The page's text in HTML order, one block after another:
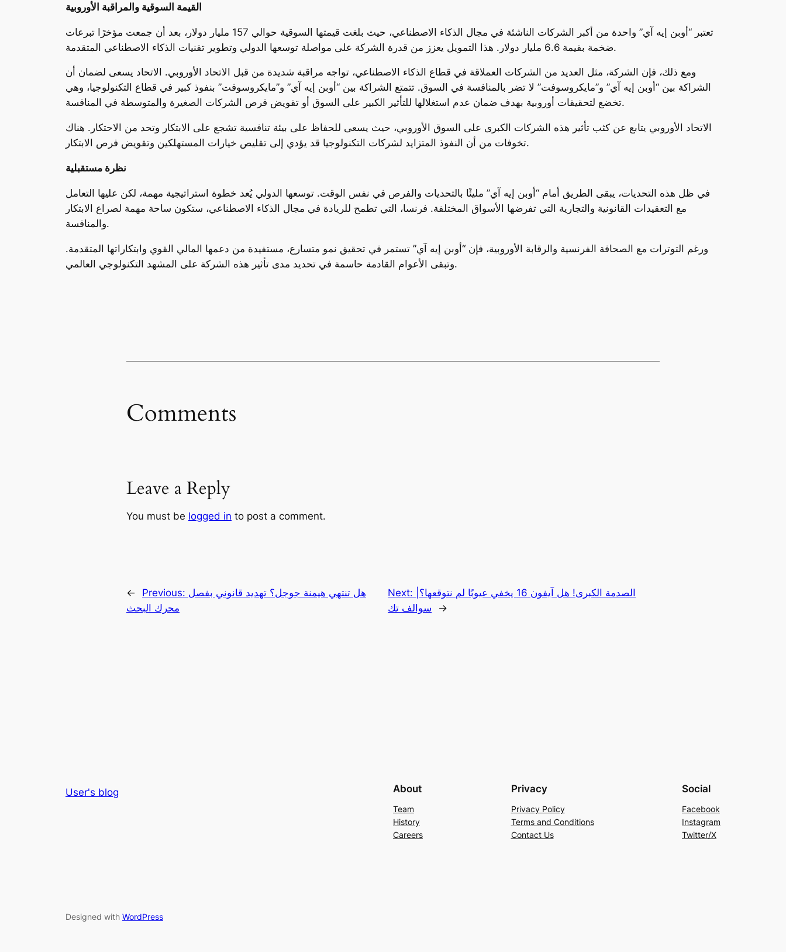
القيمة السوقية والمراقبة الأوروبية
تعتبر “أوبن إيه آي” واحدة من أكبر الشركات الناشئة في مجال الذكاء الاصطناعي، حيث بلغت قيمتها السوقية حوالي 157 مليار دولار، بعد أن جمعت مؤخرًا تبرعات
ضخمة بقيمة 6.6 مليار دولار. هذا التمويل يعزز من قدرة الشركة على مواصلة توسعها الدولي وتطوير تقنيات الذكاء الاصطناعي المتقدمة.
ومع ذلك، فإن الشركة، مثل العديد من الشركات العملاقة في قطاع الذكاء الاصطناعي، تواجه مراقبة شديدة من قبل الاتحاد الأوروبي. الاتحاد يسعى لضمان أن
الشراكة بين “أوبن إيه آي” و”مايكروسوفت” لا تضر بالمنافسة في السوق. تتمتع الشراكة بين “أوبن إيه آي” و”مايكروسوفت” بنفوذ كبير في قطاع التكنولوجيا، وهي
تخضع لتحقيقات أوروبية بهدف ضمان عدم استغلالها للتأثير الكبير على السوق أو تقويض فرص الشركات الصغيرة والمتوسطة في المنافسة.
الاتحاد الأوروبي يتابع عن كثب تأثير هذه الشركات الكبرى على السوق الأوروبي، حيث يسعى للحفاظ على بيئة تنافسية تشجع على الابتكار وتحد من الاحتكار. هناك
تخوفات من أن النفوذ المتزايد لشركات التكنولوجيا قد يؤدي إلى تقليص خيارات المستهلكين وتقويض فرص الابتكار.
نظرة مستقبلية
في ظل هذه التحديات، يبقى الطريق أمام “أوبن إيه آي” مليئًا بالتحديات والفرص في نفس الوقت. توسعها الدولي يُعد خطوة استراتيجية مهمة، لكن عليها التعامل
مع التعقيدات القانونية والتجارية التي تفرضها الأسواق المختلفة. فرنسا، التي تطمح للريادة في مجال الذكاء الاصطناعي، ستكون ساحة مهمة لصراع الابتكار
والمنافسة.
ورغم التوترات مع الصحافة الفرنسية والرقابة الأوروبية، فإن “أوبن إيه آي” تستمر في تحقيق نمو متسارع، مستفيدة من دعمها المالي القوي وابتكاراتها المتقدمة.
وتبقى الأعوام القادمة حاسمة في تحديد مدى تأثير هذه الشركة على المشهد التكنولوجي العالمي.
Comments
Leave a Reply
You must be logged in to post a comment.
← Previous: هل تنتهي هيمنة جوجل؟ تهديد قانوني بفصل
محرك البحث
Next:
الصدمة الكبرى! هل آيفون 16 يخفي عيوبًا لم نتوقعها؟|
سوالف تك
→
User's blog About
Team
History
Careers
Privacy
Privacy Policy
Terms and Conditions
Contact Us
Social
Facebook
Instagram
Twitter/X
Designed with WordPress